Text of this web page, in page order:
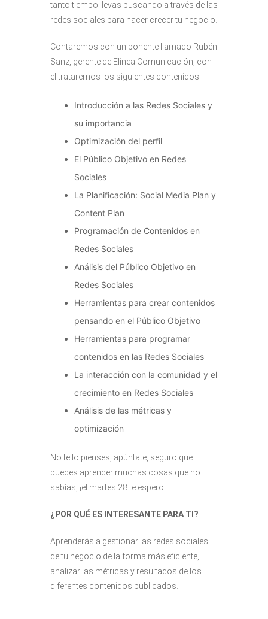
tanto tiempo llevas buscando a través de las
redes sociales para hacer crecer tu negocio.
Contaremos con un ponente llamado Rubén
Sanz, gerente de Elinea Comunicación, con
el trataremos los siguientes contenidos:
Introducción a las Redes Sociales y
su importancia
Optimización del perfil
El Público Objetivo en Redes
Sociales
La Planificación: Social Media Plan y
Content Plan
Programación de Contenidos en
Redes Sociales
Análisis del Público Objetivo en
Redes Sociales
Herramientas para crear contenidos
pensando en el Público Objetivo
Herramientas para programar
contenidos en las Redes Sociales
La interacción con la comunidad y el
crecimiento en Redes Sociales
Análisis de las métricas y
optimización
No te lo pienses, apúntate, seguro que
puedes aprender muchas cosas que no
sabías, ¡el martes 28 te espero!
¿POR QUÉ ES INTERESANTE PARA TI?
Aprenderás a gestionar las redes sociales
de tu negocio de la forma más eficiente,
analizar las métricas y resultados de los
diferentes contenidos publicados.